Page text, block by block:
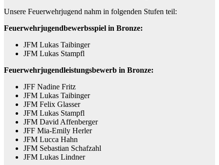
Unsere Feuerwehrjugend nahm in folgenden Stufen teil:
Feuerwehrjugendbewerbsspiel in Bronze:
JFM Lukas Taibinger
JFM Lukas Stampfl
Feuerwehrjugendleistungsbewerb in Bronze:
JFF Nadine Fritz
JFM Lukas Taibinger
JFM Felix Glasser
JFM Lukas Stampfl
JFM David Affenberger
JFF Mia-Emily Herler
JFM Lucca Hahn
JFM Sebastian Schafzahl
JFM Lukas Lindner